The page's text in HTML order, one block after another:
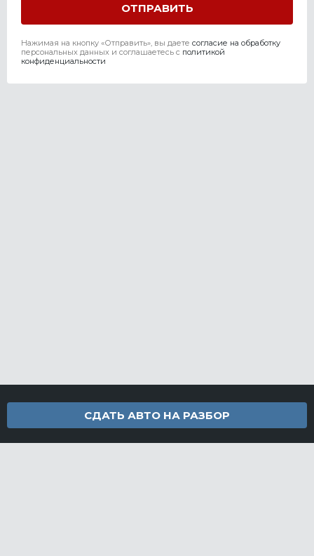
Нажимая на кнопку «Отправить», вы даете согласие на обработку
персональных данных и соглашаетесь c политикой
конфиденциальности
СДАТЬ АВТО НА РАЗБОР